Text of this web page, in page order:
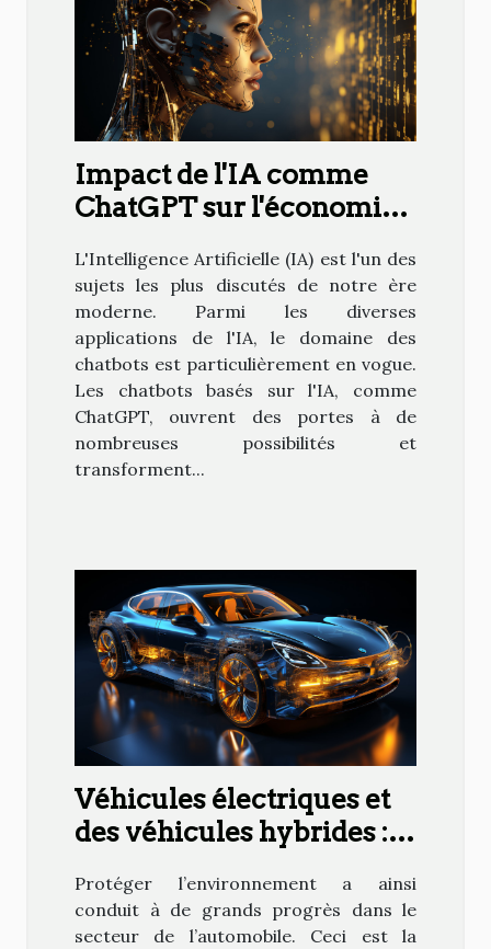
Impact de l'IA comme
ChatGPT sur l'économie
L'Intelligence Artificielle (IA) est l'un des
sujets les plus discutés de notre ère
moderne. Parmi les diverses
applications de l'IA, le domaine des
chatbots est particulièrement en vogue.
Les chatbots basés sur l'IA, comme
ChatGPT, ouvrent des portes à de
nombreuses possibilités et
transforment...
Véhicules électriques et
des véhicules hybrides :
technologique !
Protéger l’environnement a ainsi
conduit à de grands progrès dans le
secteur de l’automobile. Ceci est la